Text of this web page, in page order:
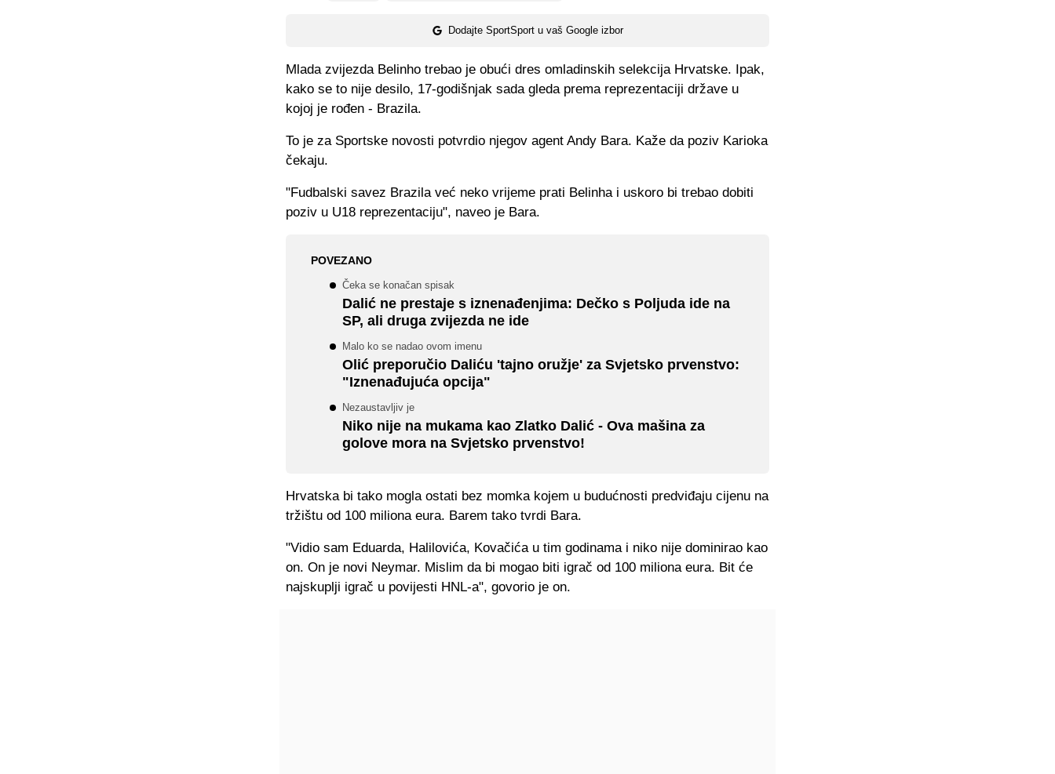
Dodajte SportSport u vaš Google izbor
Mlada zvijezda Belinho trebao je obući dres omladinskih selekcija Hrvatske. Ipak,
kako se to nije desilo, 17-godišnjak sada gleda prema reprezentaciji države u
kojoj je rođen - Brazila.
To je za Sportske novosti potvrdio njegov agent Andy Bara. Kaže da poziv Karioka
čekaju.
"Fudbalski savez Brazila već neko vrijeme prati Belinha i uskoro bi trebao dobiti
poziv u U18 reprezentaciju", naveo je Bara.
POVEZANO
Čeka se konačan spisak
Dalić ne prestaje s iznenađenjima: Dečko s Poljuda ide na
SP, ali druga zvijezda ne ide
Malo ko se nadao ovom imenu
Olić preporučio Daliću 'tajno oružje' za Svjetsko prvenstvo:
"Iznenađujuća opcija"
Nezaustavljiv je
Niko nije na mukama kao Zlatko Dalić - Ova mašina za
golove mora na Svjetsko prvenstvo!
Hrvatska bi tako mogla ostati bez momka kojem u budućnosti predviđaju cijenu na
tržištu od 100 miliona eura. Barem tako tvrdi Bara.
"Vidio sam Eduarda, Halilovića, Kovačića u tim godinama i niko nije dominirao kao
on. On je novi Neymar. Mislim da bi mogao biti igrač od 100 miliona eura. Bit će
najskuplji igrač u povijesti HNL-a", govorio je on.